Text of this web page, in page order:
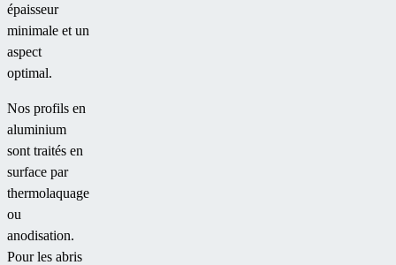
épaisseur
minimale et un
aspect
optimal.
Nos profils en
aluminium
sont traités en
surface par
thermolaquage
ou
anodisation.
Pour les abris